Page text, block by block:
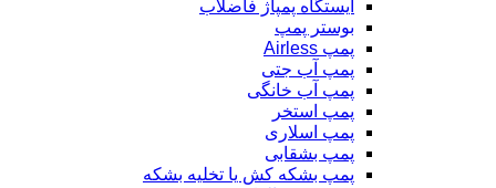
ایستگاه پمپاژ فاضلاب
بوستر پمپ
پمپ Airless
پمپ آب جتی
پمپ آب خانگی
پمپ استخر
پمپ اسلاری
پمپ بشقابی
پمپ بشکه کش یا تخلیه بشکه